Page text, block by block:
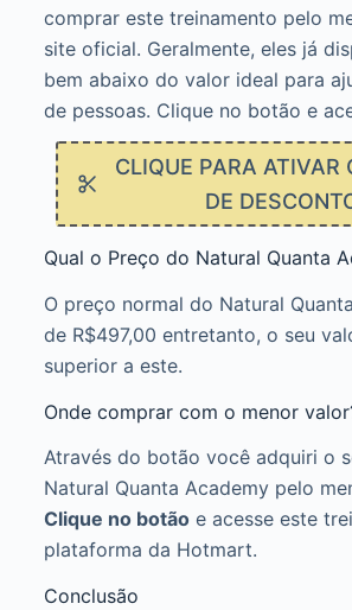
comprar este treinamento pelo
site oficial. Geralmente, eles já
bem abaixo do valor ideal para
de pessoas. Clique no botão e
CLIQUE PARA ATIVAR
DE
Qual o Preço do Natural Quanta
O preço normal do Natural
de R$497,00 entretanto, o seu
superior a este.
Onde comprar com o menor
Através do botão você adquiri o
Natural Quanta Academy pelo
Clique no botãoe acesse este
plataforma da Hotmart.
Conclusão